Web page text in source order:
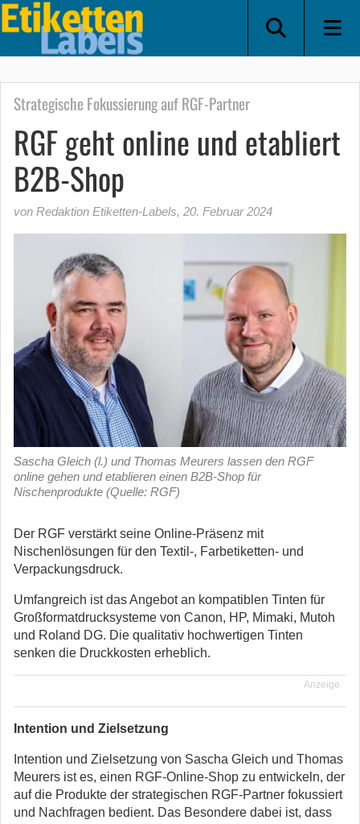
Strategische Fokussierung auf RGF-Partner
RGF geht online und etabliert
B2B-Shop
von Redaktion Etiketten-Labels, 20. Februar 2024
Sascha Gleich (l.) und Thomas Meurers lassen den RGF
online gehen und etablieren einen B2B-Shop für
Nischenprodukte (Quelle: RGF)
Der RGF verstärkt seine Online-Präsenz mit
Nischenlösungen für den Textil-, Farbetiketten- und
Verpackungsdruck.
Umfangreich ist das Angebot an kompatiblen Tinten für
Großformatdrucksysteme von Canon, HP, Mimaki, Mutoh
und Roland DG. Die qualitativ hochwertigen Tinten
senken die Druckkosten erheblich.
Anzeige
Intention und Zielsetzung
Intention und Zielsetzung von Sascha Gleich und Thomas
Meurers ist es, einen RGF-Online-Shop zu entwickeln, der
auf die Produkte der strategischen RGF-Partner fokussiert
und Nachfragen bedient. Das Besondere dabei ist, dass